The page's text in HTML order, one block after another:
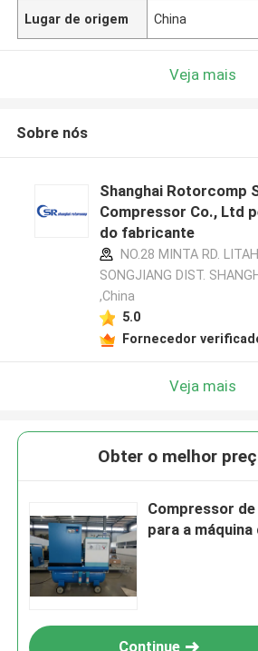
Lugar de origem China
Veja mais
Sobre nós
Shanghai Rotorcomp
Compressor Co., Ltd
do fabricante
NO.28 MINTA RD.
SONGJIANG DIST.
,China
5.0
Fornecedor
Veja mais
Obter o melhor
Compressor
para a
Continue